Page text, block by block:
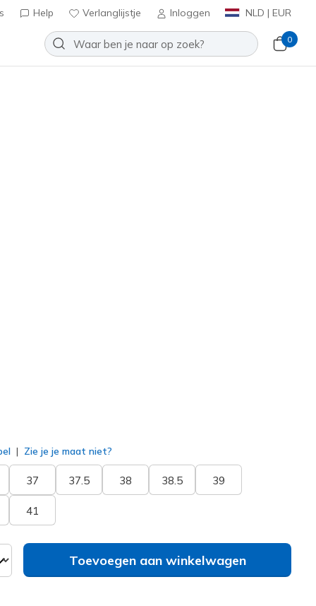
Help Verlanglijstje Inloggen NLD | EUR
0
Zie je je maat niet?
37 37.5 38 38.5 39
41
Toevoegen aan winkelwagen